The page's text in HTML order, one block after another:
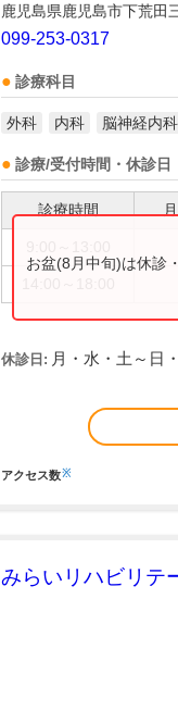
鹿児島県鹿児島市下荒田
099-253-0317
診療科目
外科 内科 脳神経内科
診療/受付時間・休診日
診療時間 月
お盆(8月中旬)は休診
休診日: 月・水・土～日
アクセス数※
みらいリハビリテ